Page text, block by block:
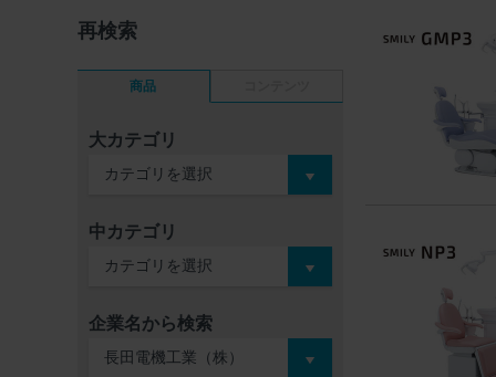
再検索
商品
大カテゴリ
中カテゴリ
企業名から検索